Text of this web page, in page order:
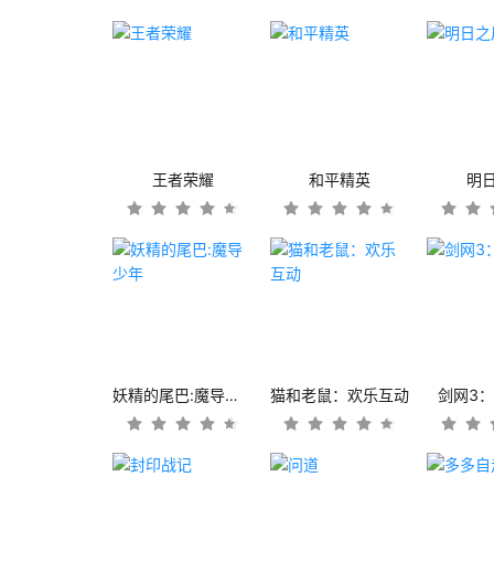
王者荣耀 和平精英 明
妖精的尾巴:魔导少年 猫和老鼠：欢乐互动 剑网3